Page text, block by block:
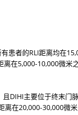
患者的RLI距离均在
在5,000-10,000微米
且DIHI主要位于终末门
离在20,000-30,000微